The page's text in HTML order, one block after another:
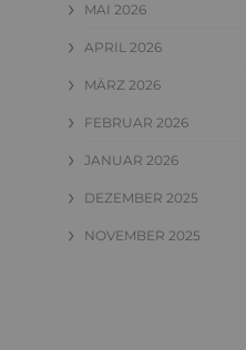
MAI 2026
APRIL 2026
MÄRZ 2026
FEBRUAR 2026
JANUAR 2026
DEZEMBER 2025
NOVEMBER 2025